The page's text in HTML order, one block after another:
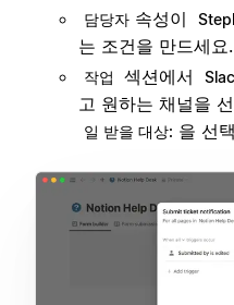
담당자 속성이
는 조건을 만드세요.
작업 섹션에서
고 원하는 채널을
일 받을 대상: 을 선